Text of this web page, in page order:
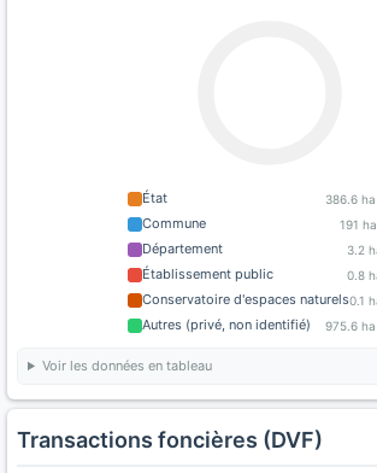
État 386.6
Commune 191
Département 3.2
Établissement public 0.8
Conservatoire d'espaces naturels0.1
Autres (privé, non identifié) 975.6
Voir les données en tableau
Transactions foncières (DVF)